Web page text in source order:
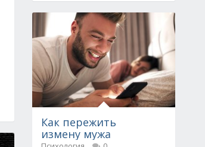
Как пережить
измену мужа